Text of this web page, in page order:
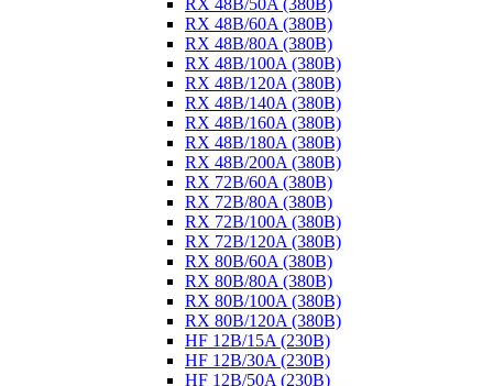
RX 48B/60A (380B)
RX 48B/80A (380B)
RX 48B/100A (380B)
RX 48B/120A (380B)
RX 48B/140A (380B)
RX 48B/160A (380B)
RX 48B/180A (380B)
RX 48B/200A (380B)
RX 72B/60A (380B)
RX 72B/80A (380B)
RX 72B/100A (380B)
RX 72B/120A (380B)
RX 80B/60A (380B)
RX 80B/80A (380B)
RX 80B/100A (380B)
RX 80B/120A (380B)
HF 12B/15A (230B)
HF 12B/30A (230B)
HF 12B/50A (230B)